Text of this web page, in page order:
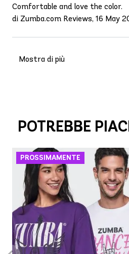
Comfortable and love the color.
di Zumba.com Reviews, 16 May
Mostra di più
POTREBBE